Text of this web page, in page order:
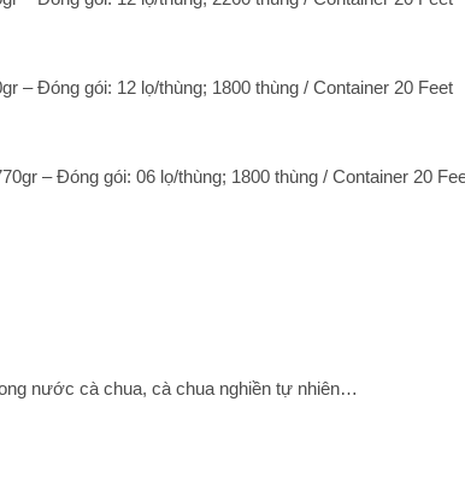
– Đóng gói: 12 lọ/thùng; 1800 thùng / Container 20 Feet
– Đóng gói: 06 lọ/thùng; 1800 thùng / Container 20
nước cà chua, cà chua nghiền tự nhiên…